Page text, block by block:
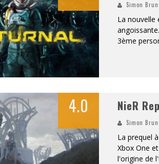
Simon
La nouvelle
3ème
4.0 NieR
Simon
La prequel
Xbox One
l'origine de